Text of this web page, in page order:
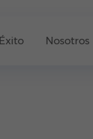
Nosotros